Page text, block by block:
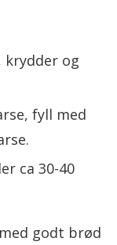
krydder og
fyll med
ca 30-40
godt brød